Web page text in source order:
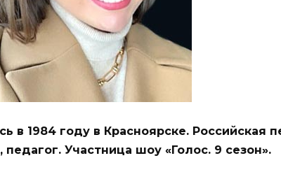
в 1984 году в Красноярске. Российская
педагог. Участница шоу «Голос. 9 сезон».